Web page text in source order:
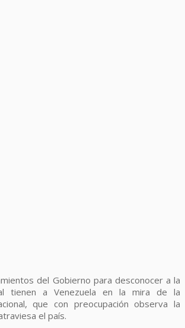
del Gobierno para desconocer a la
tienen a Venezuela en la mira de la
que con preocupación observa la
el país.